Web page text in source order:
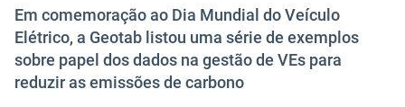
Em comemoração ao Dia Mundial do Veículo
Elétrico, a Geotab listou uma série de exemplos
sobre papel dos dados na gestão de VEs para
reduzir as emissões de carbono